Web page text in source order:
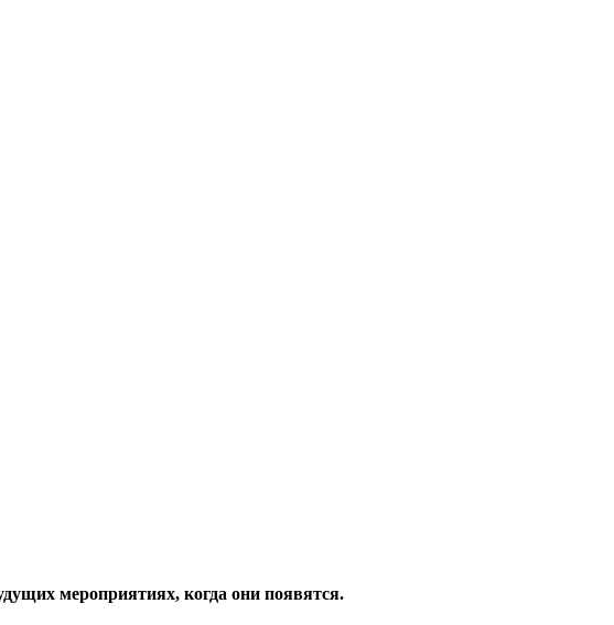
мероприятиях, когда они появятся.